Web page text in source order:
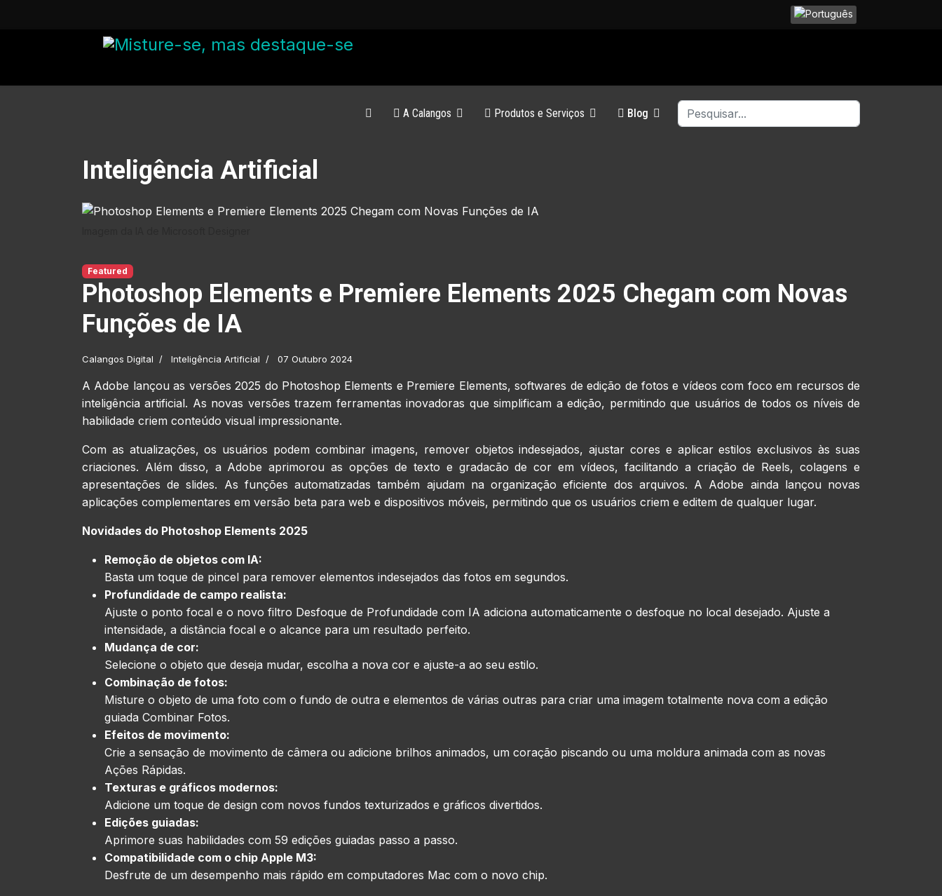
Selecione seu Idioma
A Calangos Produtos e Serviços Blog Busca
Inteligência Artificial
Featured
Photoshop Elements e Premiere Elements 2025 Chegam com Novas
Funções de IA
Calangos Digital Inteligência Artificial 07 Outubro 2024
A Adobe lançou as versões 2025 do Photoshop Elements e Premiere Elements, softwares de edição de fotos e vídeos com foco em recursos de
inteligência artificial. As novas versões trazem ferramentas inovadoras que simplificam a edição, permitindo que usuários de todos os níveis de
habilidade criem conteúdo visual impressionante.
Com as atualizações, os usuários podem combinar imagens, remover objetos indesejados, ajustar cores e aplicar estilos exclusivos às suas
criaciones. Além disso, a Adobe aprimorou as opções de texto e gradacão de cor em vídeos, facilitando a criação de Reels, colagens e
apresentações de slides. As funções automatizadas também ajudam na organização eficiente dos arquivos. A Adobe ainda lançou novas
aplicações complementares em versão beta para web e dispositivos móveis, permitindo que os usuários criem e editem de qualquer lugar.
Novidades do Photoshop Elements 2025
Remoção de objetos com IA:
Basta um toque de pincel para remover elementos indesejados das fotos em segundos.
Profundidade de campo realista:
Ajuste o ponto focal e o novo filtro Desfoque de Profundidade com IA adiciona automaticamente o desfoque no local desejado. Ajuste a
intensidade, a distância focal e o alcance para um resultado perfeito.
Mudança de cor:
Selecione o objeto que deseja mudar, escolha a nova cor e ajuste-a ao seu estilo.
Combinação de fotos:
Misture o objeto de uma foto com o fundo de outra e elementos de várias outras para criar uma imagem totalmente nova com a edição
guiada Combinar Fotos.
Efeitos de movimento:
Crie a sensação de movimento de câmera ou adicione brilhos animados, um coração piscando ou uma moldura animada com as novas
Ações Rápidas.
Texturas e gráficos modernos:
Adicione um toque de design com novos fundos texturizados e gráficos divertidos.
Edições guiadas:
Aprimore suas habilidades com 59 edições guiadas passo a passo.
Compatibilidade com o chip Apple M3:
Desfrute de um desempenho mais rápido em computadores Mac com o novo chip.